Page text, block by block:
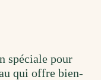
spéciale pour
qui offre bien-